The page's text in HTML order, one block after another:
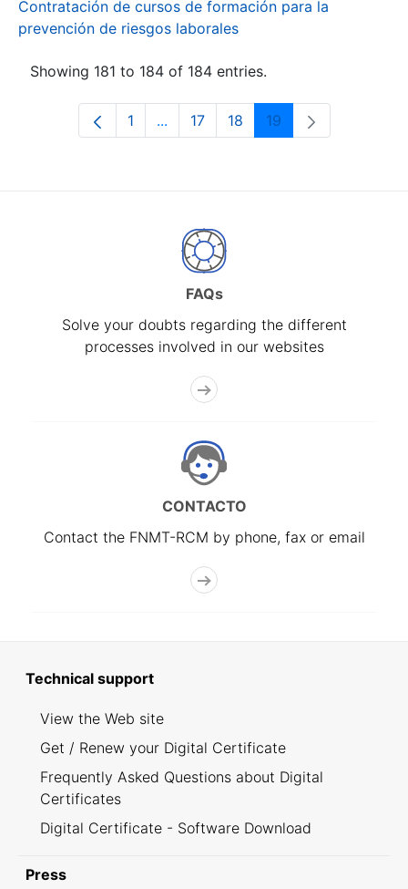
Contratación de cursos de formación para la
prevención de riesgos laborales
Showing 181 to 184 of 184 entries.
Page
1 ...Intermediate Pages Use TAB to
Page
17 Page
18 Page
19
FAQs
Solve your doubts regarding the different
processes involved in our websites
CONTACTO
Contact the FNMT-RCM by phone, fax or email
Technical support
View the Web site
Get / Renew your Digital Certificate
Frequently Asked Questions about Digital
Certificates
Digital Certificate - Software Download
Press